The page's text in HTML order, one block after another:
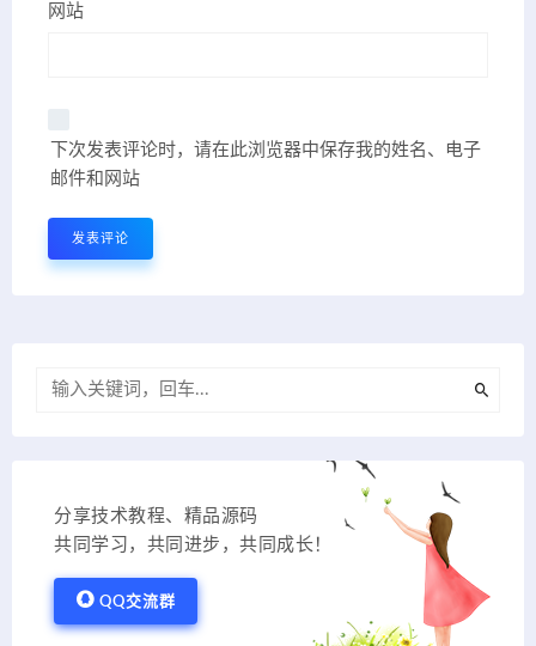
网站
下次发表评论时，请在此浏览器中保存我的姓名、电子
邮件和网站
分享技术教程、精品源码
共同学习，共同进步，共同成长！
QQ交流群